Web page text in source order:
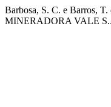
Barbosa, S. C. e Barros,
MINERADORA VALE